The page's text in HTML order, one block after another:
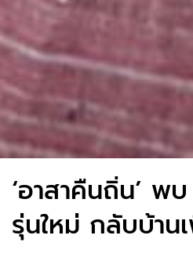
‘อาสาคืนถิ่น’ พ
รุ่นใหม่ กลับบ้าน